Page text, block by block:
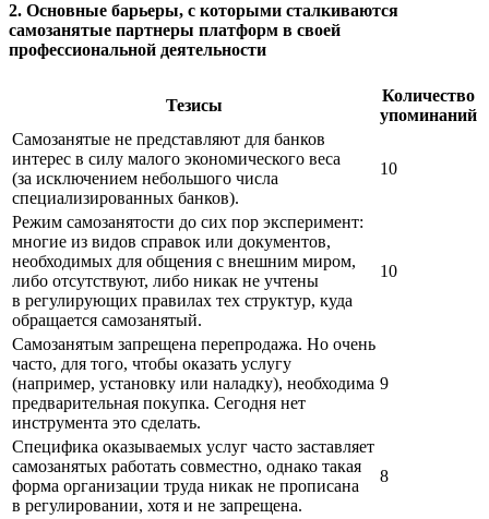
2. Основные барьеры, с которыми сталкиваются
самозанятые партнеры платформ в своей
профессиональной деятельности
Тезисы
Количество
упоминаний
Самозанятые не представляют для банков
интерес в силу малого экономического веса
(за исключением небольшого числа
специализированных банков).
10
Режим самозанятости до сих пор эксперимент:
многие из видов справок или документов,
необходимых для общения с внешним миром,
либо отсутствуют, либо никак не учтены
в регулирующих правилах тех структур, куда
обращается самозанятый.
10
Самозанятым запрещена перепродажа. Но очень
часто, для того, чтобы оказать услугу
(например, установку или наладку), необходима
предварительная покупка. Сегодня нет
инструмента это сделать.
9
Специфика оказываемых услуг часто заставляет
самозанятых работать совместно, однако такая
форма организации труда никак не прописана
в регулировании, хотя и не запрещена.
8